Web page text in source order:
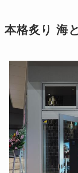
本格炙り 海